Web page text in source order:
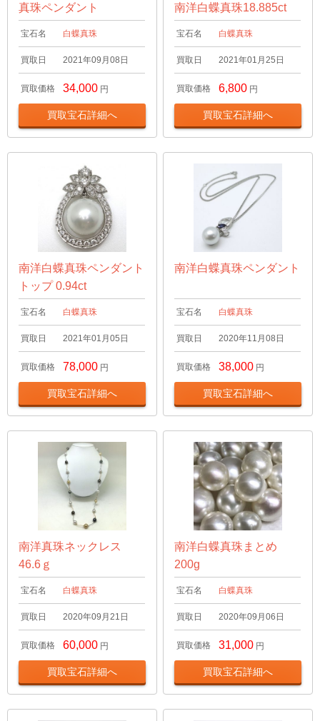
真珠ペンダント
宝石名 白蝶真珠
買取日 2021年09月08日
買取価格 34,000 円
買取宝石詳細へ
南洋白蝶真珠18.885ct
宝石名 白蝶真珠
買取日 2021年01月25日
買取価格 6,800 円
買取宝石詳細へ
南洋白蝶真珠ペンダント
トップ 0.94ct
宝石名 白蝶真珠
買取日 2021年01月05日
買取価格 78,000 円
買取宝石詳細へ
南洋白蝶真珠ペンダント
宝石名 白蝶真珠
買取日 2020年11月08日
買取価格 38,000 円
買取宝石詳細へ
南洋真珠ネックレス
46.6ｇ
宝石名 白蝶真珠
買取日 2020年09月21日
買取価格 60,000 円
買取宝石詳細へ
南洋白蝶真珠まとめ
200g
宝石名 白蝶真珠
買取日 2020年09月06日
買取価格 31,000 円
買取宝石詳細へ